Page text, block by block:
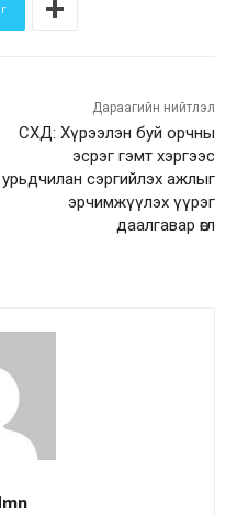
Дараагийн нийтлэл
СХД: Хүрээлэн буй орчны
эсрэг гэмт хэргээс
урьдчилан сэргийлэх ажлыг
эрчимжүүлэх үүрэг
даалгавар өглөө